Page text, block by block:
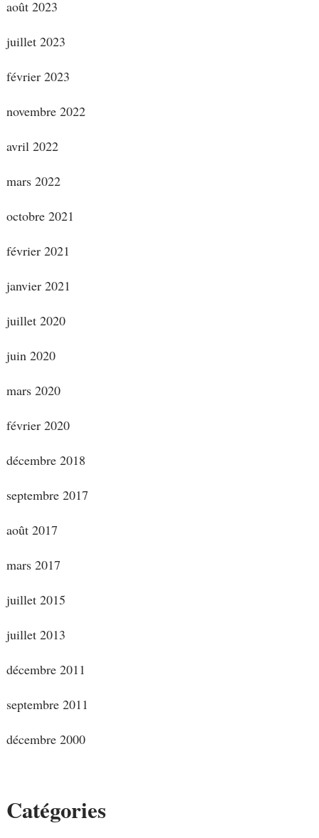
août 2023
juillet 2023
février 2023
novembre 2022
avril 2022
mars 2022
octobre 2021
février 2021
janvier 2021
juillet 2020
juin 2020
mars 2020
février 2020
décembre 2018
septembre 2017
août 2017
mars 2017
juillet 2015
juillet 2013
décembre 2011
septembre 2011
décembre 2000
Catégories